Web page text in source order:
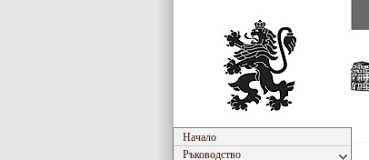
Начало
Ръководство